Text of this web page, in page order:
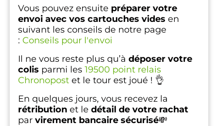
Vous pouvez ensuite préparer votre
envoi avec vos cartouches vides en
suivant les conseils de notre page
: Conseils pour l'envoi
Il ne vous reste plus qu’à déposer votre
colis parmi les 19500 point relais
Chronopost et le tour est joué ! 👌
En quelques jours, vous recevez la
rétribution et le détail de votre rachat
par virement bancaire sécurisé💸